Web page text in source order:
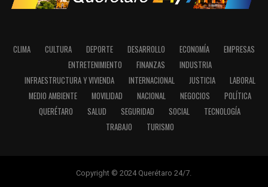
CLIMA CULTURA DEPORTE DESARROLLO ECONOMÍA
EMPRESAS
ENTRETENIMIENTO
FINANZAS
INDUSTRIA
INFRAESTRUCTURA Y VIVIENDA
INTERNACIONAL JUSTICIA
LABORAL
MEDIO AMBIENTE
MOVILIDAD NACIONAL NEGOCIOS
POLÍTICA
QUERÉTARO
SALUD SEGURIDAD SOCIAL
TECNOLOGÍA
TRABAJO
TURISMO
Copyright © 2024 Querétaro 24/7.